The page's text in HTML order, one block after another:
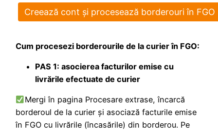
Creează cont şi procesează borderouri în FGO
Cum procesezi borderourile de la curier în FGO:
PAS 1: asocierea facturilor emise cu
livrările efectuate de curier
Mergi în pagina Procesare extrase, încarcă
borderoul de la curier şi asociază facturile emise
în FGO cu livrările (încasările) din borderou. Pe